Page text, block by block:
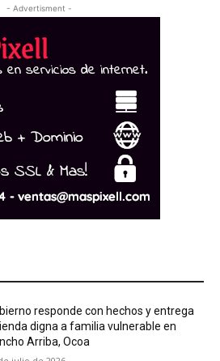
- Advertisment -
responde con hechos y entrega
digna a familia vulnerable en
Arriba, Ocoa